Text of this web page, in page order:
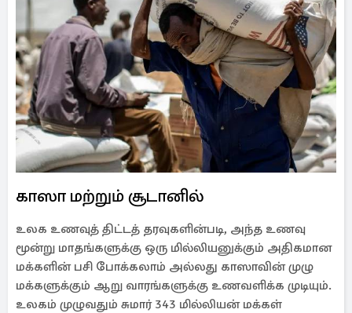
காஸா மற்றும் சூடானில்
உலக உணவுத் திட்டத் தரவுகளின்படி, அந்த உணவு
மூன்று மாதங்களுக்கு ஒரு மில்லியனுக்கும் அதிகமான
மக்களின் பசி போக்கலாம் அல்லது காஸாவின் முழு
மக்களுக்கும் ஆறு வாரங்களுக்கு உணவளிக்க முடியும்.
உலகம் முழுவதும் சுமார் 343 மில்லியன் மக்கள்